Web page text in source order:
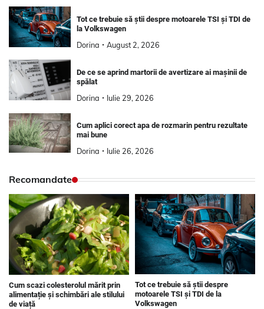
Tot ce trebuie să știi despre motoarele TSI și TDI de
la Volkswagen
Dorina August 2, 2026
De ce se aprind martorii de avertizare ai mașinii de
spălat
Dorina Iulie 29, 2026
Cum aplici corect apa de rozmarin pentru rezultate
mai bune
Dorina Iulie 26, 2026
Recomandate
Cum scazi colesterolul mărit prin
alimentație și schimbări ale stilului
de viață
Tot ce trebuie să știi despre
motoarele TSI și TDI de la
Volkswagen